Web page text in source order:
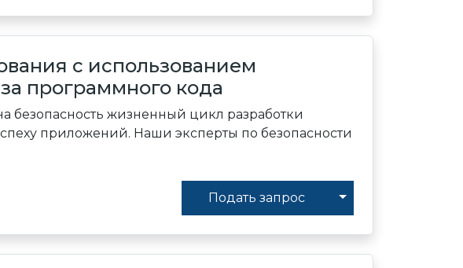
с использованием
программного кода
безопасность жизненный цикл разработки
приложений. Наши эксперты по безопасности
Подать запрос Toggle Dropdown